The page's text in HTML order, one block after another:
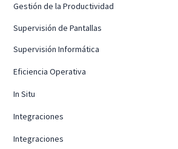
Gestión de la Productividad
Supervisión de Pantallas
Supervisión Informática
Eficiencia Operativa
In Situ
Integraciones
Integraciones